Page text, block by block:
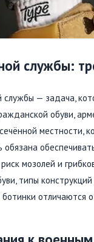
службы:
— задача,
обуви,
местности,
мозолей и
типы
отличаются